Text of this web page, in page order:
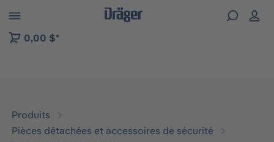
to B2B platform navigation
0,00 $*
Produits
Pièces détachées et accessoires de sécurité